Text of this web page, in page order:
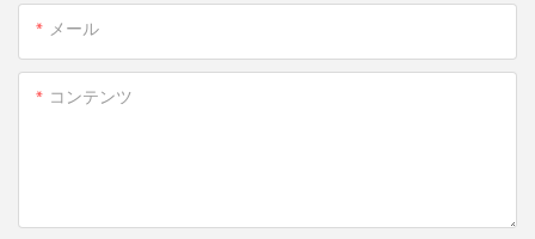
メール
コンテンツ